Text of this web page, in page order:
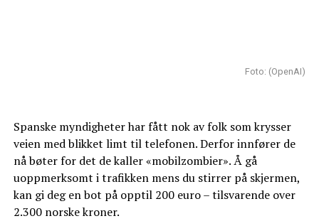
Foto: (OpenAI)
Spanske myndigheter har fått nok av folk som krysser
veien med blikket limt til telefonen. Derfor innfører de
nå bøter for det de kaller «mobilzombier». Å gå
uoppmerksomt i trafikken mens du stirrer på skjermen,
kan gi deg en bot på opptil 200 euro – tilsvarende over
2.300 norske kroner.